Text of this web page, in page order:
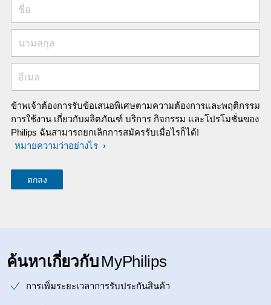
ชื่อ
นามสกุล
อีเมล
ข้าพเจ้าต้องการรับข้อเสนอพิเศษตามความต้องการและพฤติกรรม
การใช้งาน เกี่ยวกับผลิตภัณฑ์ บริการ กิจกรรม และโปรโมชั่นของ
Philips ฉันสามารถยกเลิกการสมัครรับเมื่อไรก็ได้!
หมายความว่าอย่างไร
ค้นหาเกี่ยวกับ MyPhilips
การเพิ่มระยะเวลาการรับประกันสินค้า